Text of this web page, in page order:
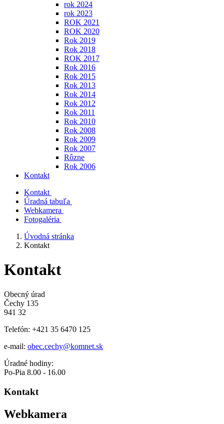
rok 2024
rok 2023
ROK 2021
ROK 2020
Rok 2019
Rok 2018
ROK 2017
Rok 2016
Rok 2015
Rok 2013
Rok 2014
Rok 2012
Rok 2011
Rok 2010
Rok 2008
Rok 2009
Rok 2007
Rôzne
Rok 2006
Kontakt
Kontakt
Úradná tabuľa
Webkamera
Fotogaléria
Úvodná stránka
Kontakt
Kontakt
Obecný úrad
Čechy 135
941 32
Telefón: +421 35 6470 125
e-mail: obec.cechy@komnet.sk
Úradné hodiny:
Po-Pia 8.00 - 16.00
Kontakt
Webkamera